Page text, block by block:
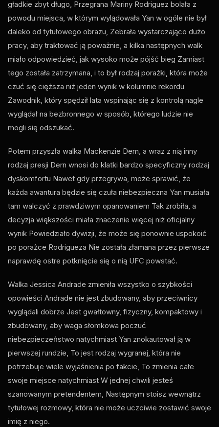
gładkie zbyt długo, Przegrana Mariny Rodriguez bolała z
powodu miejsca, w którym wylądowała Yan w ogóle nie był
daleko od tytułowego obrazu, Zebrała wystarczająco dużo
pracy, aby traktować ją poważnie, a kilka następnych walk
miało odpowiedzieć, jak wysoko może pójść bieg Zamiast
tego została zatrzymana, i to był rodzaj porażki, która może
czuć się cięższa niż jeden wynik w kolumnie rekordu
Zawodnik, który spędził lata wspinając się z kontrolą nagle
wyglądał na bezbronnego w sposób, którego ludzie nie
mogli się odszukać.
Potem przyszła walka Mackenzie Dern, a wraz z nią inny
rodzaj presji Dern wnosi do klatki bardzo specyficzny rodzaj
dyskomfortu Nawet gdy przegrywa, może sprawić, że
każda awantura będzie się czuła niebezpieczna Yan musiała
tam walczyć z prawdziwym opanowaniem Tak zrobiła, a
decyzja większości miała znaczenie więcej niż oficjalny
wynik Powiedziało dywizji, że może się ponownie uspokoić
po porażce Rodrigueza Nie została złamana przez pierwsze
naprawdę ostre potknięcie się o nią UFC powstać.
Walka Jessica Andrade zmieniła wszystko o szybkości
opowieści Andrade nie jest zbudowany, aby przeciwnicy
wyglądali dobrze Jest gwałtowny, fizyczny, kompaktowy i
zbudowany, aby waga słomkowa poczuć
niebezpieczeństwo natychmiast Yan znokautował ją w
pierwszej rundzie, To jest rodzaj wygranej, która nie
potrzebuje wiele wyjaśnienia po fakcie, To zmienia całe
swoje miejsce natychmiast W jednej chwili jesteś
szanowanym pretendentem, Następnym stoisz wewnątrz
tytułowej rozmowy, która nie może uczciwie zostawić swoje
imię z niego.